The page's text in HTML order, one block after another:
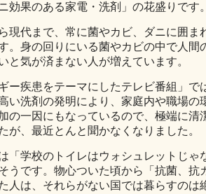
効果のある家電・洗剤」の花盛りです。
代まで、常に菌やカビ、ダニに囲ま
。身の回りにいる菌やカビの中で人間
と気が済まない人が増えています。
ー疾患をテーマにしたテレビ番組」で
い洗剤の発明により、家庭内や職場の
の一因にもなっているので、極端に清
が、最近とんと聞かなくなりました。
学校のトイレはウォシュレットじゃ
うです。物心ついた頃から「抗菌、抗
人は、それらがない国では暮らすのは